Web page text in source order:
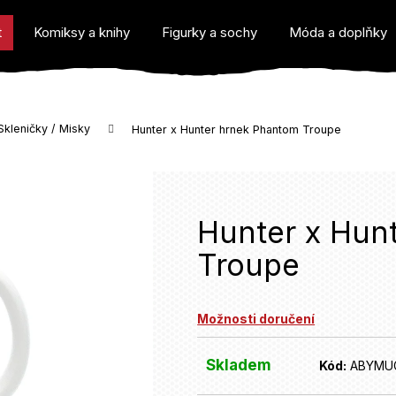
Komiksy a knihy Figurky a sochy Móda a doplňky
/ Misky Hunter x Hunter hrnek Phantom Troupe
Hunter x
Troupe
Možnosti doručení
Skladem Kód: